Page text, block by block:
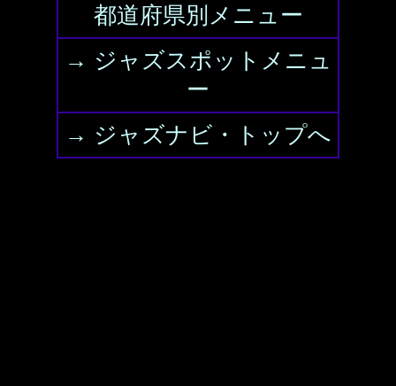
都道府県別メニュー
→ ジャズスポットメニュ
ー
→ ジャズナビ・トップへ